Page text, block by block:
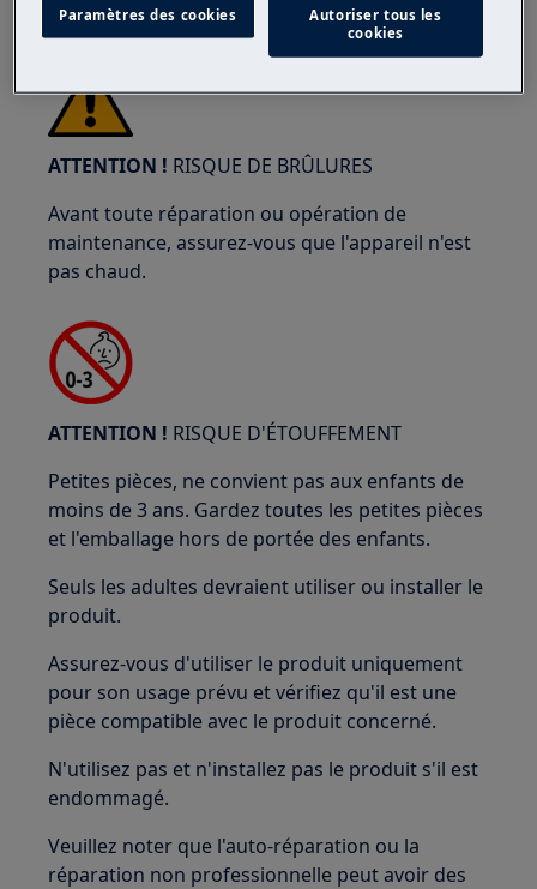
impliquant des ressorts.
ATTENTION ! RISQUE DE BRÛLURES
Avant toute réparation ou opération de
maintenance, assurez-vous que l'appareil n'est
pas chaud.
ATTENTION ! RISQUE D'ÉTOUFFEMENT
Petites pièces, ne convient pas aux enfants de
moins de 3 ans. Gardez toutes les petites pièces
et l'emballage hors de portée des enfants.
Seuls les adultes devraient utiliser ou installer le
produit.
Assurez-vous d'utiliser le produit uniquement
pour son usage prévu et vérifiez qu'il est une
pièce compatible avec le produit concerné.
N'utilisez pas et n'installez pas le produit s'il est
endommagé.
Veuillez noter que l'auto-réparation ou la
réparation non professionnelle peut avoir des
Paramètres des cookies
Autoriser tous les
cookies